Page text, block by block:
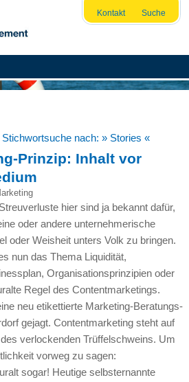
Kontakt Suche
nach: » Stories «
Prinzip: Inhalt vor
hier sind ja bekannt dafür,
oder andere unternehmerische
oder Weisheit unters Volk zu bringen.
nun das Thema Liquidität,
Organisationsprinzipien oder
Regel des Contentmarketings.
neu etikettierte Marketing-Beratungs-
gejagt. Contentmarketing steht auf
verlockenden Trüffelschweins. Um
vorweg zu sagen:
sogar! Heutige selbsternannte